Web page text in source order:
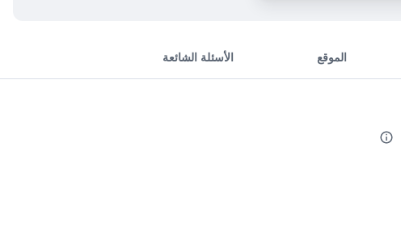
الموقع الأسئلة الشائعة